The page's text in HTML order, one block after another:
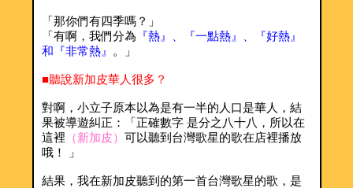
「那你們有四季嗎？」
「有啊，我們分為 『熱』、『一點熱』、『好熱』
和『非常熱』
。」
■聽說新加皮華人很多？
對啊，小立子原本以為是有一半的人口是華人，結
果被導遊糾正：「正確數字 是分之八十八，所以在
這裡 （新加皮） 可以聽到台灣歌星的歌在店裡播放
哦！ 」
結果，我在新加皮聽到的第一首台灣歌星的歌，是